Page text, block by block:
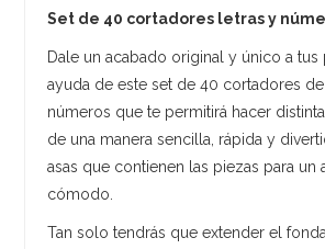
Set de 40 cortadores letras y
Dale un acabado original y único a
ayuda de este set de 40 cortadores
números que te permitirá hacer
de una manera sencilla, rápida y
asas que contienen las piezas para un
cómodo.
Tan solo tendrás que extender el